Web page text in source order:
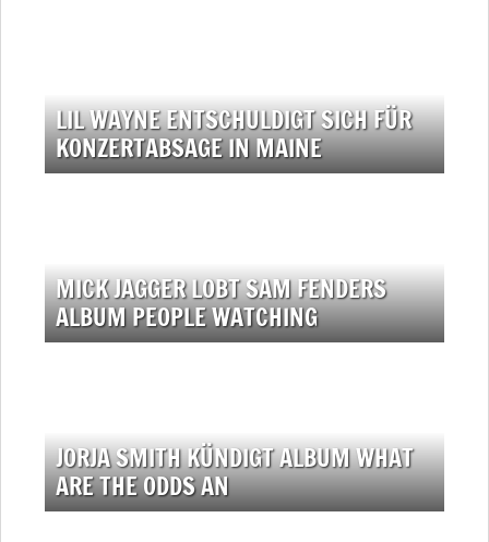
LIL WAYNE ENTSCHULDIGT SICH FÜR
KONZERTABSAGE IN MAINE
MICK JAGGER LOBT SAM FENDERS
ALBUM PEOPLE WATCHING
JORJA SMITH KÜNDIGT ALBUM WHAT
ARE THE ODDS AN